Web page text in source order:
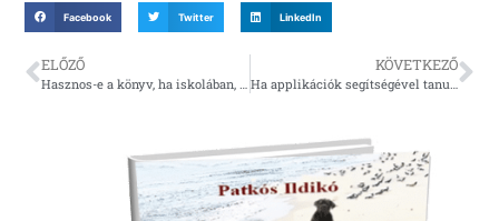
Facebook Twitter LinkedIn
ELŐZŐ KÖVETKEZŐ